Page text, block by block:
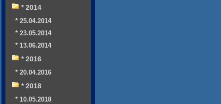
* 2014
* 25.04.2014
* 23.05.2014
* 13.06.2014
* 2016
* 20.04.2016
* 2018
* 10.05.2018